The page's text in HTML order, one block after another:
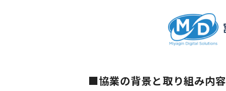
■協業の背景と取り組み内容